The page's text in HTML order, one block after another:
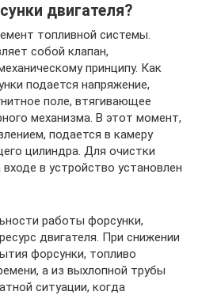
двигателя?
топливной системы.
собой клапан,
принципу. Как
подается напряжение,
поле, втягивающее
механизма. В этот момент,
подается в камеру
цилиндра. Для очистки
в устройство установлен
работы форсунки,
двигателя. При снижении
форсунки, топливо
а из выхлопной трубы
ситуации, когда